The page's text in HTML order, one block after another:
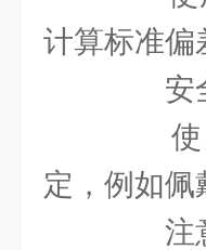
计算标准偏
安全
使用
定，例如
注意